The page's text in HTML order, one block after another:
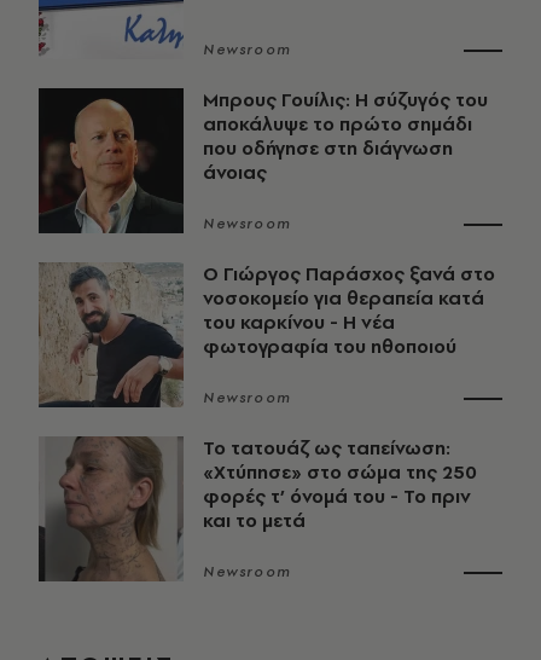
Newsroom
Μπρους Γουίλις: Η σύζυγός του
αποκάλυψε το πρώτο σημάδι
που οδήγησε στη διάγνωση
άνοιας
Newsroom
O Γιώργος Παράσχος ξανά στο
νοσοκομείο για θεραπεία κατά
του καρκίνου - Η νέα
φωτογραφία του ηθοποιού
Newsroom
Το τατουάζ ως ταπείνωση:
«Χτύπησε» στο σώμα της 250
φορές τ’ όνομά του - Το πριν
και το μετά
Newsroom